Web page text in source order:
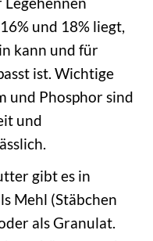
und 18% liegt,
kann und für
ist. Wichtige
und Phosphor sind
und
gibt es in
Mehl (Stäbchen
als Granulat.